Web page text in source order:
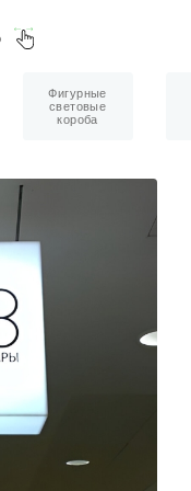
Фигурные
световые
короба